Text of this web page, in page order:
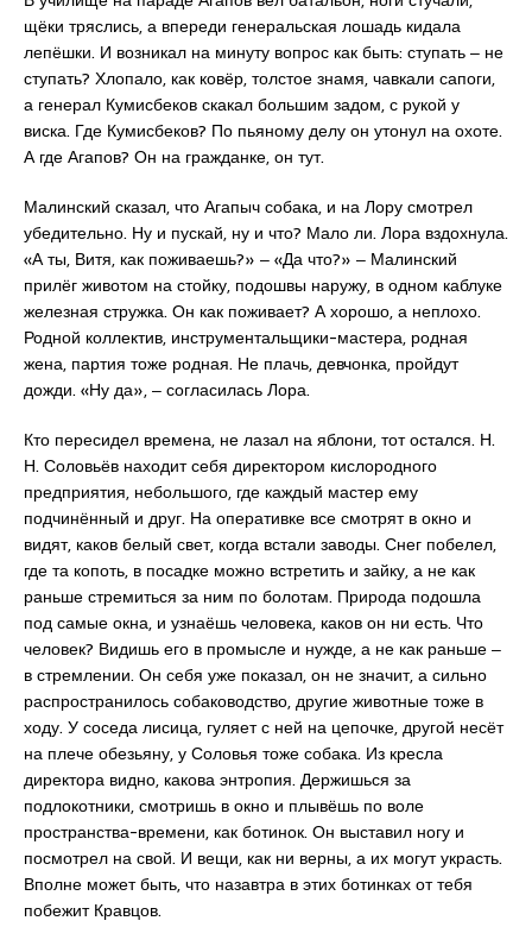
щёки тряслись, а впереди генеральская лошадь кидала
лепёшки. И возникал на минуту вопрос как быть: ступать ‒ не
ступать? Хлопало, как ковёр, толстое знамя, чавкали сапоги,
а генерал Кумисбеков скакал большим задом, с рукой у
виска. Где Кумисбеков? По пьяному делу он утонул на охоте.
А где Агапов? Он на гражданке, он тут.
Малинский сказал, что Агапыч собака, и на Лору смотрел
убедительно. Ну и пускай, ну и что? Мало ли. Лора вздохнула.
«А ты, Витя, как поживаешь?» ‒ «Да что?» ‒ Малинский
прилёг животом на стойку, подошвы наружу, в одном каблуке
железная стружка. Он как поживает? А хорошо, а неплохо.
Родной коллектив, инструментальщики-мастера, родная
жена, партия тоже родная. Не плачь, девчонка, пройдут
дожди. «Ну да», ‒ согласилась Лора.
Кто пересидел времена, не лазал на яблони, тот остался. Н.
Н. Соловьёв находит себя директором кислородного
предприятия, небольшого, где каждый мастер ему
подчинённый и друг. На оперативке все смотрят в окно и
видят, каков белый свет, когда встали заводы. Снег побелел,
где та копоть, в посадке можно встретить и зайку, а не как
раньше стремиться за ним по болотам. Природа подошла
под самые окна, и узнаёшь человека, каков он ни есть. Что
человек? Видишь его в промысле и нужде, а не как раньше ‒
в стремлении. Он себя уже показал, он не значит, а сильно
распространилось собаководство, другие животные тоже в
ходу. У соседа лисица, гуляет с ней на цепочке, другой несёт
на плече обезьяну, у Соловья тоже собака. Из кресла
директора видно, какова энтропия. Держишься за
подлокотники, смотришь в окно и плывёшь по воле
пространства-времени, как ботинок. Он выставил ногу и
посмотрел на свой. И вещи, как ни верны, а их могут украсть.
Вполне может быть, что назавтра в этих ботинках от тебя
побежит Кравцов.